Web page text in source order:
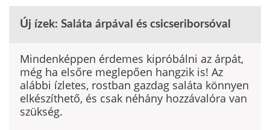
Új ízek: Saláta árpával és csicseriborsóval
Mindenképpen érdemes kipróbálni az árpát,
még ha elsőre meglepően hangzik is! Az
alábbi ízletes, rostban gazdag saláta könnyen
elkészíthető, és csak néhány hozzá­valóra van
szükség.